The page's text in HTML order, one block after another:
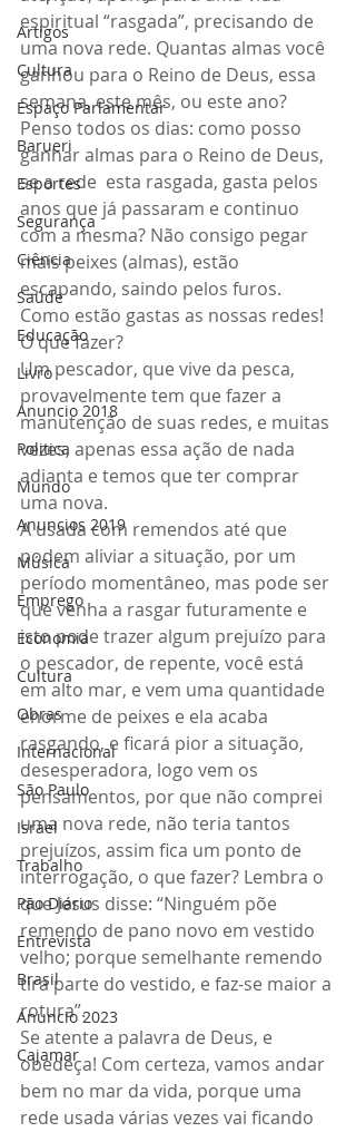
Artigos
Cultura
Espaço Parlamentar
Barueri
Esportes
Segurança
Ciência
Saúde
Educação
Livro
Anuncio 2018
Politica
Mundo
Anuncios 2019
Música
Emprego
Economia
Cultura
Obras
Internacional
São Paulo
Israel
Trabalho
Pão Diário
Entrevista
Brasil
Anuncio 2023
Cajamar
espiritual “rasgada”, precisando de
uma nova rede. Quantas almas você
ganhou para o Reino de Deus, essa
semana, este mês, ou este ano?
Penso todos os dias: como posso
ganhar almas para o Reino de Deus,
se a rede  esta rasgada, gasta pelos
anos que já passaram e continuo
com a mesma? Não consigo pegar
mais peixes (almas), estão
escapando, saindo pelos furos.
Como estão gastas as nossas redes!
O que fazer?
Um pescador, que vive da pesca,
provavelmente tem que fazer a
manutenção de suas redes, e muitas
vezes, apenas essa ação de nada
adianta e temos que ter comprar
uma nova.
A usada com remendos até que
podem aliviar a situação, por um
período momentâneo, mas pode ser
que venha a rasgar futuramente e
isto pode trazer algum prejuízo para
o pescador, de repente, você está
em alto mar, e vem uma quantidade
enorme de peixes e ela acaba
rasgando, e ficará pior a situação,
desesperadora, logo vem os
pensamentos, por que não comprei
uma nova rede, não teria tantos
prejuízos, assim fica um ponto de
interrogação, o que fazer? Lembra o
que Jesus disse: “Ninguém põe
remendo de pano novo em vestido
velho; porque semelhante remendo
tira parte do vestido, e faz-se maior a
rotura”.
Se atente a palavra de Deus, e
obedeça! Com certeza, vamos andar
bem no mar da vida, porque uma
rede usada várias vezes vai ficando